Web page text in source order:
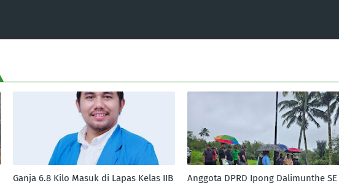
Ganja 6.8 Kilo Masuk di Lapas Kelas IIB
Anggota DPRD Ipong Dalimunthe SE